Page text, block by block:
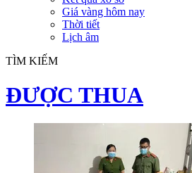
Giá vàng hôm nay
Thời tiết
Lịch âm
TÌM KIẾM
ĐƯỢC THUA